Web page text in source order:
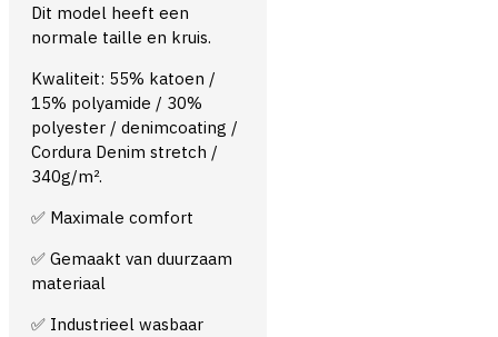
Dit model heeft een
normale taille en kruis.
Kwaliteit: 55% katoen /
15% polyamide / 30%
polyester / denimcoating /
Cordura Denim stretch /
340g/m².
✅ Maximale comfort
✅ Gemaakt van duurzaam
materiaal
✅ Industrieel wasbaar